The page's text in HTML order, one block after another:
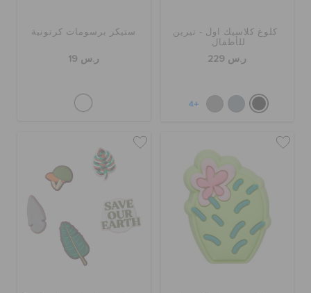
تسجيل الدخول / اشتراك
قائمة الامنيات
تحديد موقع المتجر
حالة الطلبية
كلوغ كلاسيك اول - تيرين
للأطفال
ر.س 229
+4
ستيكر برسومات كرتونية
ر.س 19